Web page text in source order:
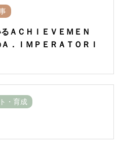
ＡＣＨＩＥＶＥＭＥＮ
ＩＭＰＥＲＡＴＯＲＩ
・育成